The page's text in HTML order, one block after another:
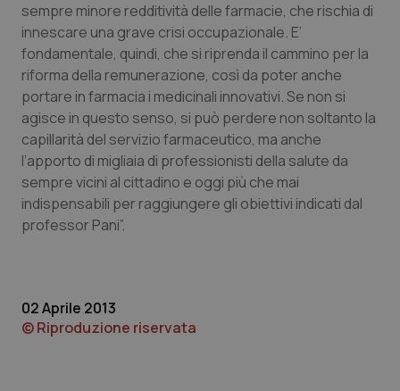
Piemonte
Provincia Autonoma di Bolzano
Provincia Autonoma di Trento
Puglia
Sardegna
Toscana
HIV
Infezioni & Febbre
Ipertensione & Scompenso
Malattie rare
Malattia di Crohn & Rettocolite Ulcerosa
Obesità
sempre minore redditività delle farmacie, che rischia di
innescare una grave crisi occupazionale. E’
fondamentale, quindi, che si riprenda il cammino per la
riforma della remunerazione, così da poter anche
portare in farmacia i medicinali innovativi. Se non si
agisce in questo senso, si può perdere non soltanto la
capillarità del servizio farmaceutico, ma anche
l’apporto di migliaia di professionisti della salute da
sempre vicini al cittadino e oggi più che mai
indispensabili per raggiungere gli obiettivi indicati dal
professor Pani”.
02 Aprile 2013
© Riproduzione riservata